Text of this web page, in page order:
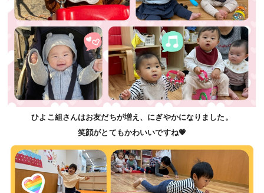
ひよこ組さんはお友だちが増え、にぎやかになりました。
笑顔がとてもかわいいですね💗